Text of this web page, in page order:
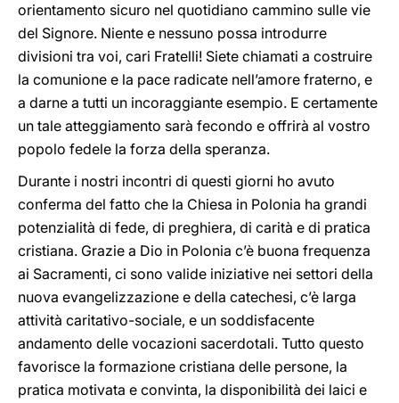
orientamento sicuro nel quotidiano cammino sulle vie
del Signore. Niente e nessuno possa introdurre
divisioni tra voi, cari Fratelli! Siete chiamati a costruire
la comunione e la pace radicate nell’amore fraterno, e
a darne a tutti un incoraggiante esempio. E certamente
un tale atteggiamento sarà fecondo e offrirà al vostro
popolo fedele la forza della speranza.
Durante i nostri incontri di questi giorni ho avuto
conferma del fatto che la Chiesa in Polonia ha grandi
potenzialità di fede, di preghiera, di carità e di pratica
cristiana. Grazie a Dio in Polonia c’è buona frequenza
ai Sacramenti, ci sono valide iniziative nei settori della
nuova evangelizzazione e della catechesi, c’è larga
attività caritativo-sociale, e un soddisfacente
andamento delle vocazioni sacerdotali. Tutto questo
favorisce la formazione cristiana delle persone, la
pratica motivata e convinta, la disponibilità dei laici e